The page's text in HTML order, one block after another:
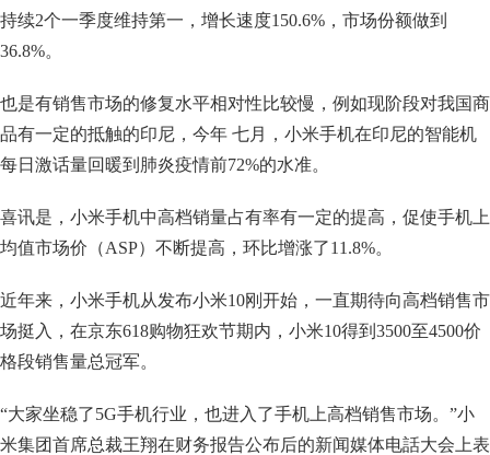
持续2个一季度维持第一，增长速度150.6%，市场份额做到
36.8%。
也是有销售市场的修复水平相对性比较慢，例如现阶段对我国商
品有一定的抵触的印尼，今年 七月，小米手机在印尼的智能机
每日激话量回暖到肺炎疫情前72%的水准。
喜讯是，小米手机中高档销量占有率有一定的提高，促使手机上
均值市场价（ASP）不断提高，环比增涨了11.8%。
近年来，小米手机从发布小米10刚开始，一直期待向高档销售市
场挺入，在京东618购物狂欢节期内，小米10得到3500至4500价
格段销售量总冠军。
“大家坐稳了5G手机行业，也进入了手机上高档销售市场。”小
米集团首席总裁王翔在财务报告公布后的新闻媒体电話大会上表